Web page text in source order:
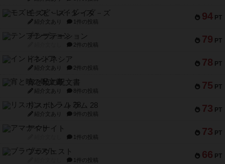
94 PT
モズビ－ズ・レイダ－ズ
紹介文あり 1件の投稿
79 PT
テンプテーション
2件の投稿
78 PT
インドネシア
紹介文あり 2件の投稿
75 PT
宵と暁の呪文書
紹介文あり 8件の投稿
73 PT
リスボン・トラム 28
紹介文あり 9件の投稿
73 PT
アマナイト
1件の投稿
66 PT
ブラヴェスト
1件の投稿